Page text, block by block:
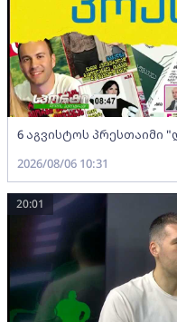
6 აგვისტოს პრესთაიმი
2026/08/06 10:31
20:01